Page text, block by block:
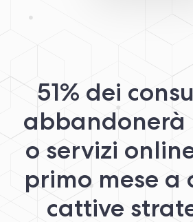
51% dei
o servizi
primo mese a
cattive